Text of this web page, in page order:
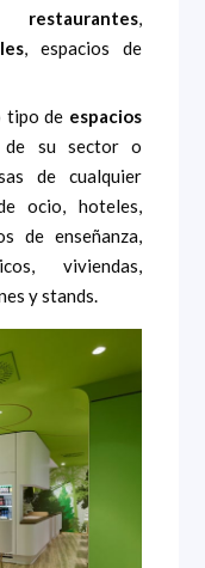
restaurantes,
, espacios de
de espacios
de su sector o
de cualquier
ocio, hoteles,
de enseñanza,
viviendas,
y stands.